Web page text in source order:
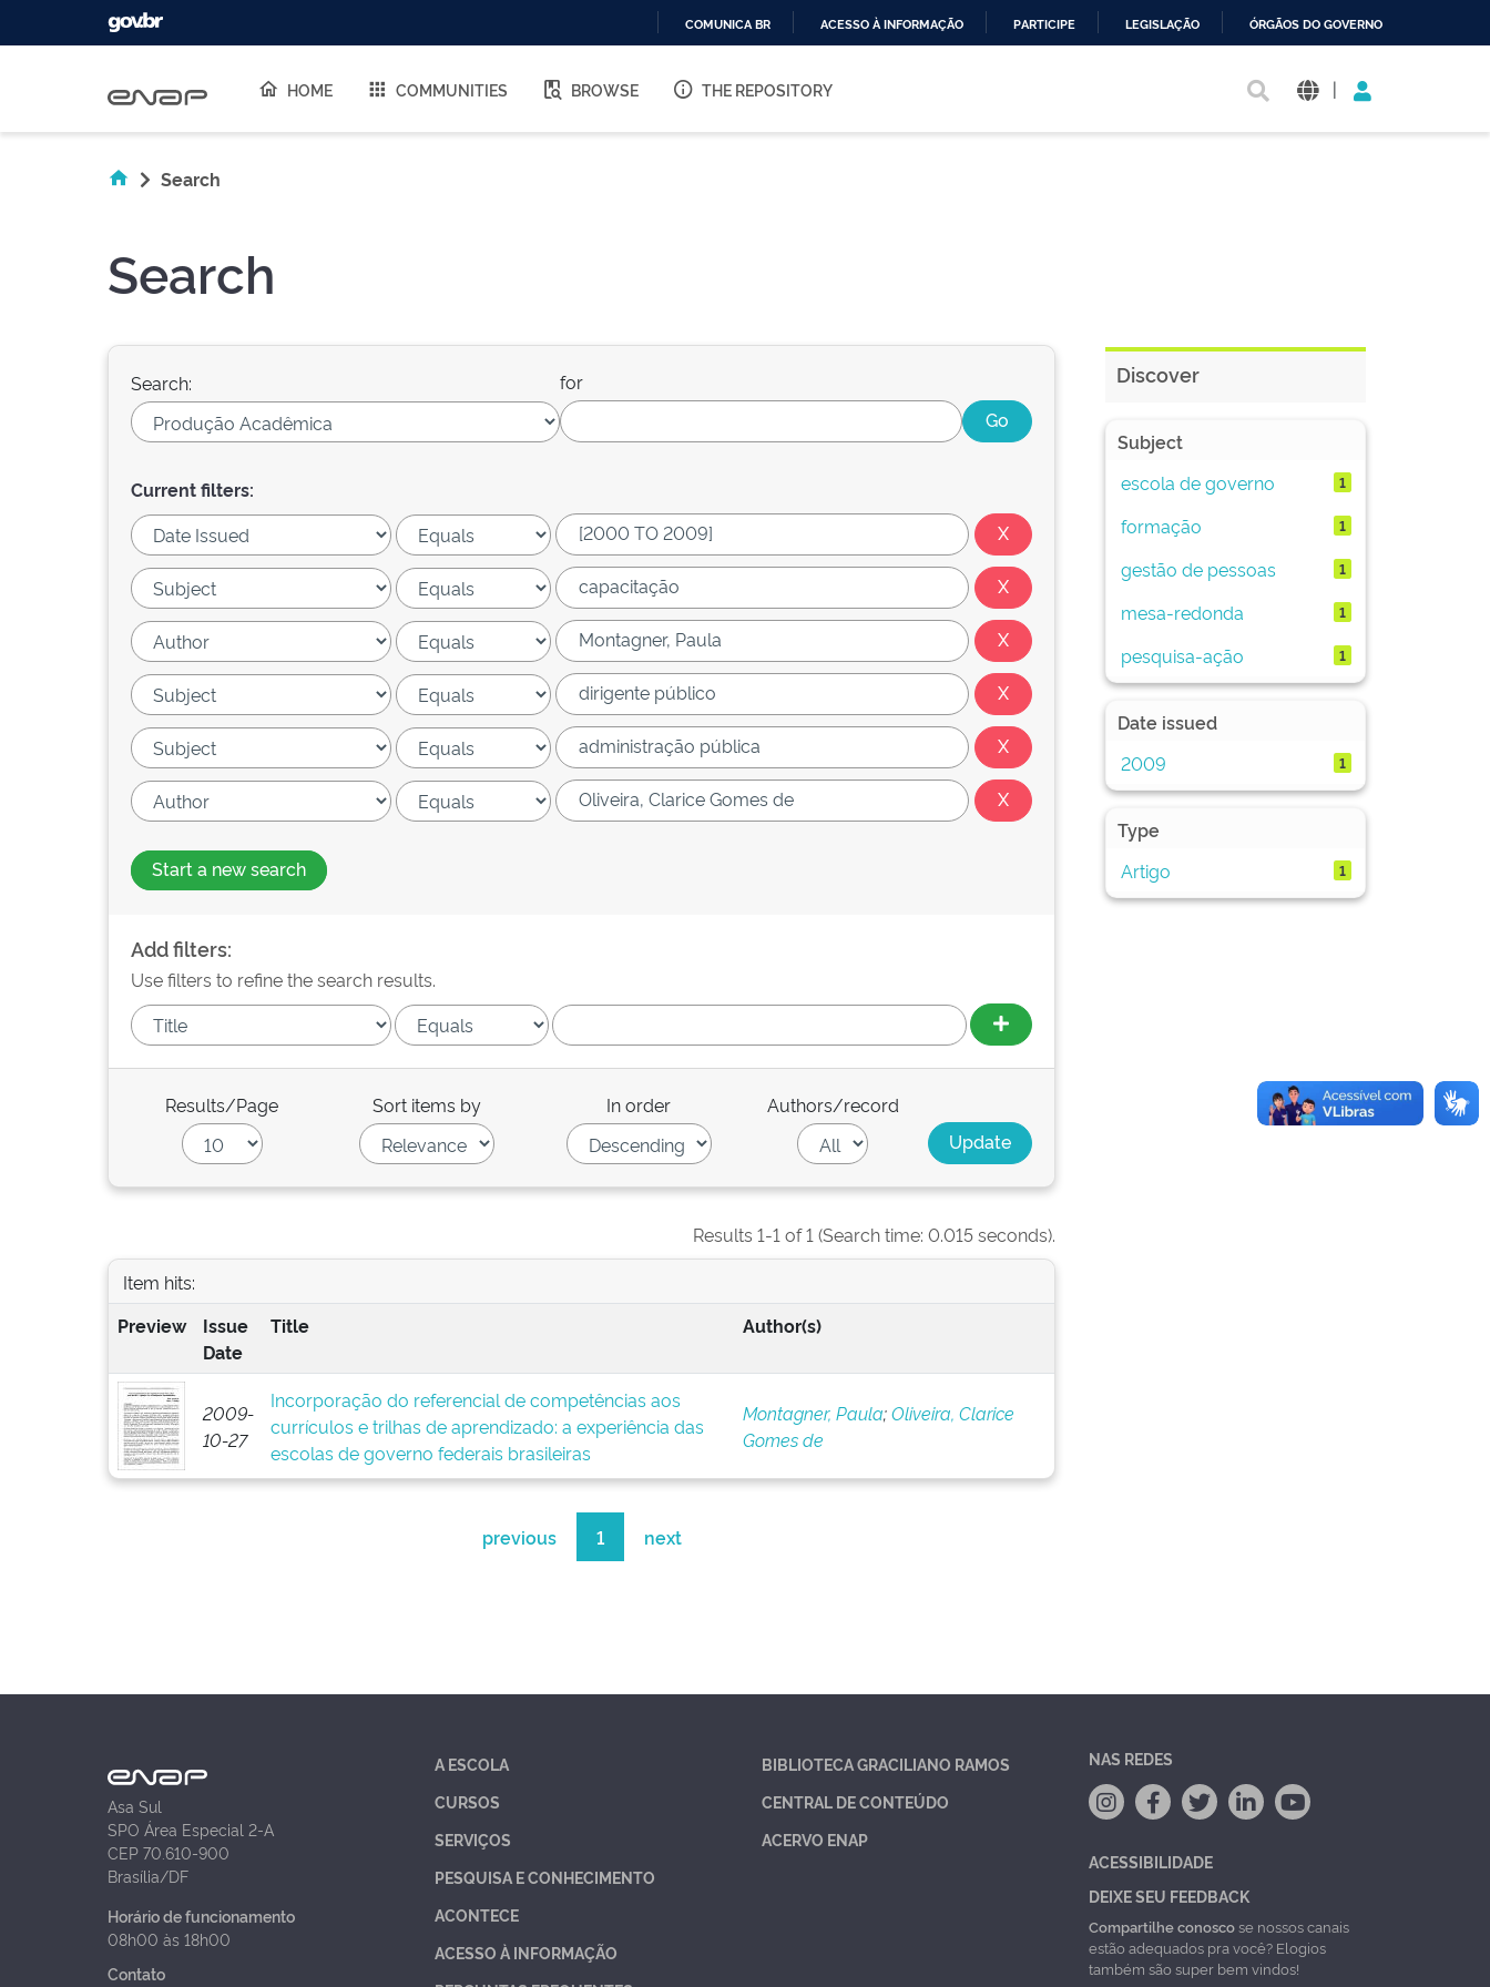
O
COMUNICA BR ACESSO À INFORMAÇÃO PARTICIPE LEGISLAÇÃO ÓRGÃOS DO GOVERNO
HOME COMMUNITIES BROWSE THE REPOSITORY |
Search
Search
Search: for
Current filters:
Start a new search
Add filters:
Use filters to refine the search results.
Results/Page Sort items by In order Authors/record
Results 1-1 of 1 (Search time: 0.015 seconds).
Item hits:
Preview
Issue
Date
Title Author(s)
2009-
10-27
Incorporação do referencial de competências aos
currículos e trilhas de aprendizado: a experiência das
escolas de governo federais brasileiras
Montagner, Paula;Oliveira, Clarice
Gomes de
previous 1 next
Discover
Subject
escola de governo
1
formação 1
gestão de pessoas 1
mesa-redonda 1
pesquisa-ação 1
Date issued
2009
1
Type
Artigo
1
Asa Sul
SPO Área Especial 2-A
CEP 70.610-900
Brasília/DF
Horário de funcionamento
08h00 às 18h00
Contato
A ESCOLA
CURSOS
SERVIÇOS
PESQUISA E CONHECIMENTO
ACONTECE
ACESSO À INFORMAÇÃO
BIBLIOTECA GRACILIANO RAMOS
CENTRAL DE CONTEÚDO
ACERVO ENAP
NAS REDES
ACESSIBILIDADE
DEIXE SEU FEEDBACK
Compartilhe conoscose nossos canais
estão adequados pra você? Elogios
também são super bem vindos!